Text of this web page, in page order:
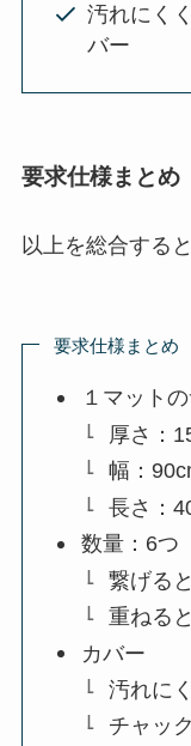
汚れにく
バー
要求仕様まとめ
以上を総合する
要求仕様まとめ
１マット
厚さ：
幅：
長さ：
数量：6つ
繋げる
重ねる
カバー
汚れに
チャッ